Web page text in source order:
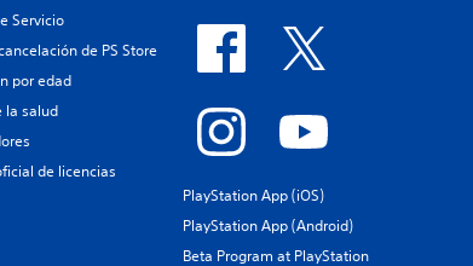
Servicio
de PS Store
por edad
la salud
de licencias
PlayStation App (iOS)
PlayStation App (Android)
Beta Program at PlayStation